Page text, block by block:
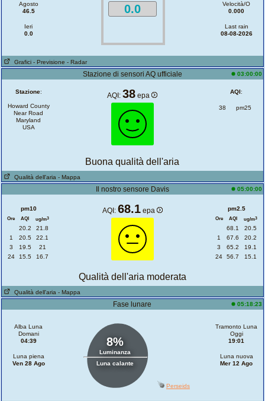
Agosto
46.5
Ieri
0.0
0.0
Velocità/O
0.000
Last rain
08-08-2026
Grafici - Previsione - Radar
Stazione di sensori AQ ufficiale 03:00:00
Stazione:
Howard County
Near Road
Maryland
USA
AQI:38 epa AQI:
38 pm25
Buona qualità dell'aria
Qualità dell'aria - Mappa
Il nostro sensore Davis 05:00:00
pm10
Ore AQI ug/m3
20.2
21.8
1
20.5
22.1
3
19.5
21
24
15.5 16.7
AQI: 68.1 epa pm2.5
Ore AQI ug/m3
68.1
20.5
1
67.6
20.2
3
65.2
19.1
24
56.7 15.1
Qualità dell'aria moderata
Qualità dell'aria - Mappa
Fase lunare 05:18:23
Alba Luna
Domani
04:39
Luna piena
Ven 28 Ago
8%
Luminanza
Luna calante
Tramonto Luna
Oggi
19:01
Luna nuova
Mer 12 Ago
Perseids